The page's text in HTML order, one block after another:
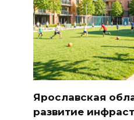
Ярославская
развитие